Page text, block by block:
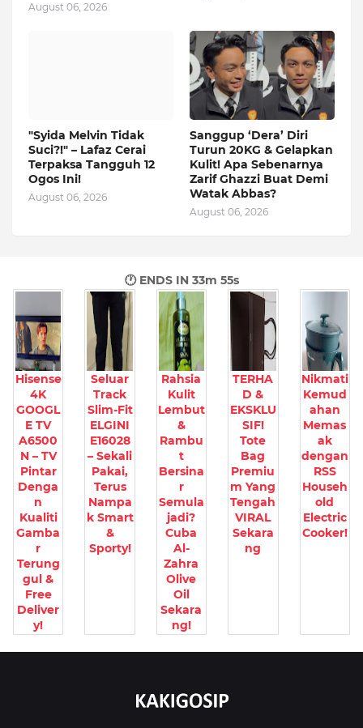
August 06, 2026
"Syida Melvin Tidak
Suci?!" – Lafaz Cerai
Terpaksa Tangguh 12
Ogos Ini!
August 06, 2026
Sanggup ‘Dera’ Diri
Turun 20KG & Gelapkan
Kulit! Apa Sebenarnya
Zarif Ghazzi Buat Demi
Watak Abbas?
August 06, 2026
🕐 ENDS IN 33m 54s
Hisense
4K
GOOGL
E TV
A6500
N – TV
Pintar
Denga
n
Kualiti
Gamba
r
Terung
gul &
Free
Deliver
y!
Seluar
Track
Slim-Fit
ELGINI
E16028
– Sekali
Pakai,
Terus
Nampa
k Smart
&
Sporty!
Rahsia
Kulit
Lembut
&
Rambu
t
Bersina
r
Semula
jadi?
Cuba
Al-
Zahra
Olive
Oil
Sekara
ng!
TERHA
D &
EKSKLU
SIF!
Tote
Bag
Premiu
m Yang
Tengah
VIRAL
Sekara
ng
Nikmati
Kemud
ahan
Memas
ak
dengan
RSS
Househ
old
Electric
Cooker!